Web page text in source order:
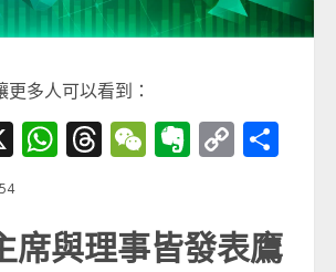
多人可以看到：
X WhatsApp
Threads
WeChat
Evernote
Copy
席與理事皆發表鷹